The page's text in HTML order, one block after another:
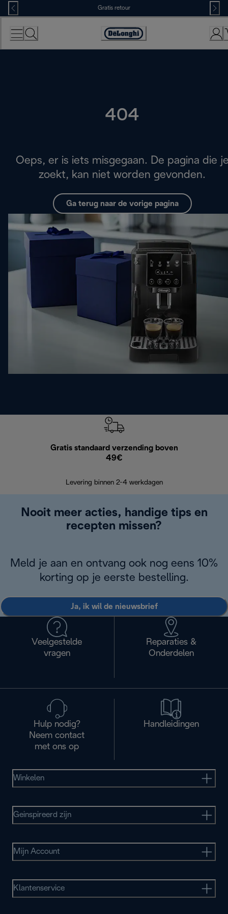
Skip
to
Content
Gratis retour
Accessibility
Statement
404
Oeps, er is iets misgegaan. De pagina die
zoekt, kan niet worden gevonden.
Ga terug naar de vorige pagina
Gratis standaard verzending boven
49€
Levering binnen 2-4 werkdagen
Nooit meer acties, handige tips en
recepten missen?
Meld je aan en ontvang ook nog eens 10%
korting op je eerste bestelling.
Ja, ik wil de nieuwsbrief
Veelgestelde
vragen
Reparaties &
Onderdelen
Hulp nodig?
Neem contact
met ons op
Handleidingen
Winkelen
Geinspireerd zijn
Mijn Account
Klantenservice